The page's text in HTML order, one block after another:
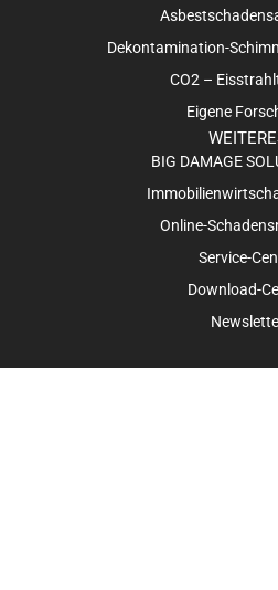
Dekontamination-
CO2 –
Eigene
BIG DAMAGE
Online-
Service-
Download-